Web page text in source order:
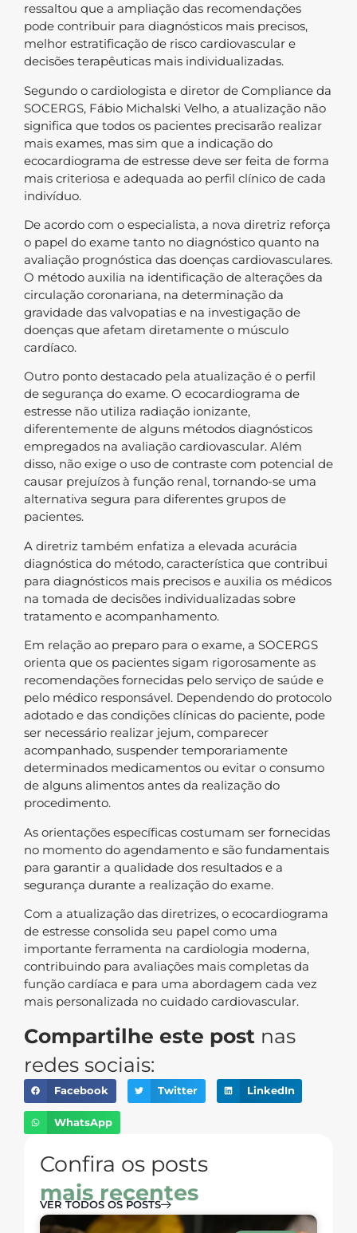
ressaltou que a ampliação das recomendações
pode contribuir para diagnósticos mais precisos,
melhor estratificação de risco cardiovascular e
decisões terapêuticas mais individualizadas.
Segundo o cardiologista e diretor de Compliance da
SOCERGS, Fábio Michalski Velho, a atualização não
significa que todos os pacientes precisarão realizar
mais exames, mas sim que a indicação do
ecocardiograma de estresse deve ser feita de forma
mais criteriosa e adequada ao perfil clínico de cada
indivíduo.
De acordo com o especialista, a nova diretriz reforça
o papel do exame tanto no diagnóstico quanto na
avaliação prognóstica das doenças cardiovasculares.
O método auxilia na identificação de alterações da
circulação coronariana, na determinação da
gravidade das valvopatias e na investigação de
doenças que afetam diretamente o músculo
cardíaco.
Outro ponto destacado pela atualização é o perfil
de segurança do exame. O ecocardiograma de
estresse não utiliza radiação ionizante,
diferentemente de alguns métodos diagnósticos
empregados na avaliação cardiovascular. Além
disso, não exige o uso de contraste com potencial de
causar prejuízos à função renal, tornando-se uma
alternativa segura para diferentes grupos de
pacientes.
A diretriz também enfatiza a elevada acurácia
diagnóstica do método, característica que contribui
para diagnósticos mais precisos e auxilia os médicos
na tomada de decisões individualizadas sobre
tratamento e acompanhamento.
Em relação ao preparo para o exame, a SOCERGS
orienta que os pacientes sigam rigorosamente as
recomendações fornecidas pelo serviço de saúde e
pelo médico responsável. Dependendo do protocolo
adotado e das condições clínicas do paciente, pode
ser necessário realizar jejum, comparecer
acompanhado, suspender temporariamente
determinados medicamentos ou evitar o consumo
de alguns alimentos antes da realização do
procedimento.
As orientações específicas costumam ser fornecidas
no momento do agendamento e são fundamentais
para garantir a qualidade dos resultados e a
segurança durante a realização do exame.
Com a atualização das diretrizes, o ecocardiograma
de estresse consolida seu papel como uma
importante ferramenta na cardiologia moderna,
contribuindo para avaliações mais completas da
função cardíaca e para uma abordagem cada vez
mais personalizada no cuidado cardiovascular.
Compartilhe este post nas
redes sociais:
Facebook Twitter LinkedIn
WhatsApp
Confira os posts
mais recentes
VER TODOS OS POSTS